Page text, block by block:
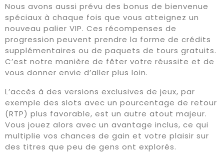
Nous avons aussi prévu des bonus de bienvenue
spéciaux à chaque fois que vous atteignez un
nouveau palier VIP. Ces récompenses de
progression peuvent prendre la forme de crédits
supplémentaires ou de paquets de tours gratuits.
C’est notre manière de fêter votre réussite et de
vous donner envie d’aller plus loin.
L’accès à des versions exclusives de jeux, par
exemple des slots avec un pourcentage de retour
(RTP) plus favorable, est un autre atout majeur.
Vous jouez alors avec un avantage inclus, ce qui
multiplie vos chances de gain et votre plaisir sur
des titres que peu de gens ont explorés.